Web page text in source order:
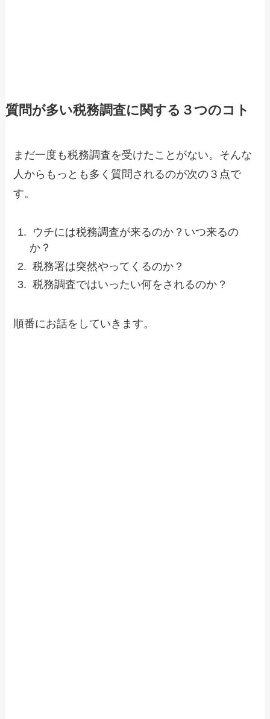
質問が多い税務調査に関する３つのコト
まだ一度も税務調査を受けたことがない。そんな
人からもっとも多く質問されるのが次の３点で
す。
ウチには税務調査が来るのか？いつ来るの
か？
税務署は突然やってくるのか？
税務調査ではいったい何をされるのか？
順番にお話をしていきます。